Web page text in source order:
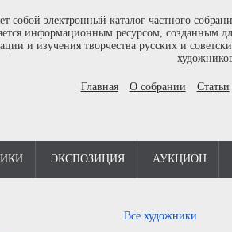
собой электронный каталог частного
информационным ресурсом, созданным
и изучения творчества русских и
Главная О собрании Статьи
ЭКСПОЗИЦИЯ АУКЦИОН
Все художники